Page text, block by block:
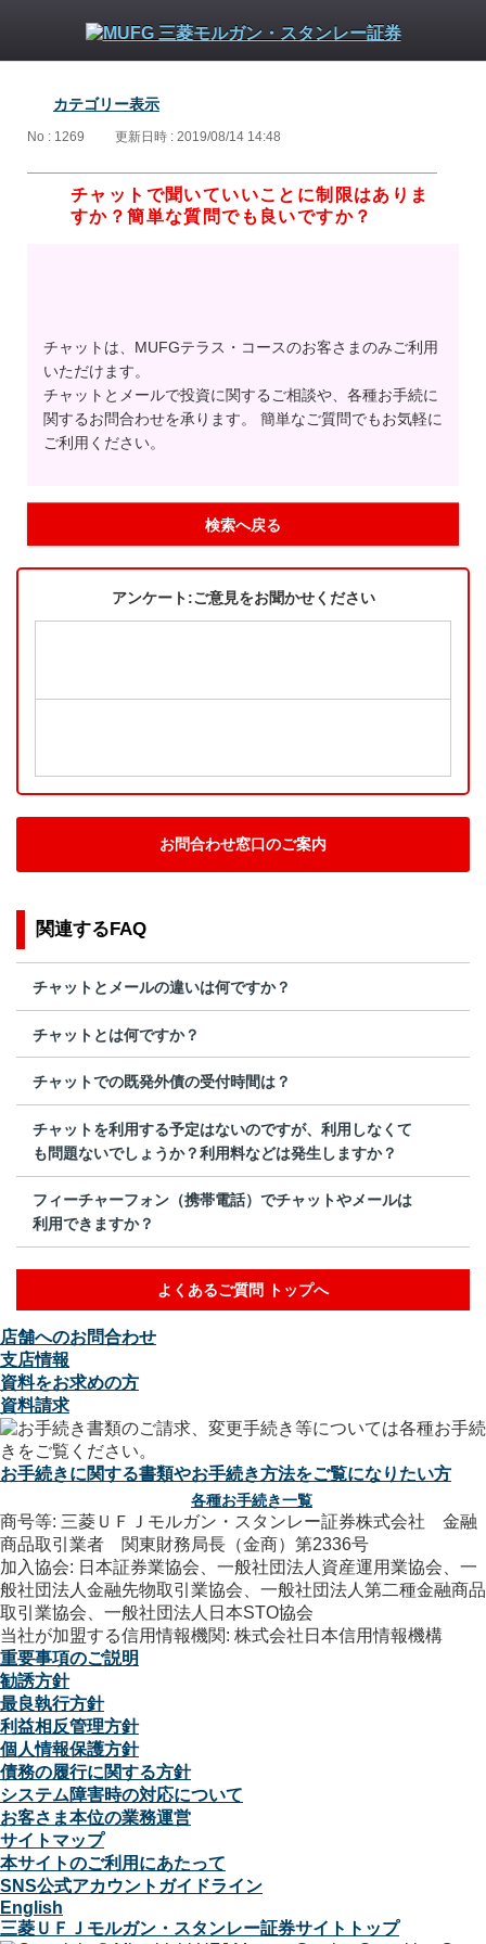
カテゴリー表示
No : 1269 更新日時 : 2019/08/14 14:48
チャットで聞いていいことに制限はありま
すか？簡単な質問でも良いですか？
チャットは、MUFGテラス・コースのお客さまのみご利用
いただけます。
チャットとメールで投資に関するご相談や、各種お手続に
関するお問合わせを承ります。 簡単なご質問でもお気軽に
ご利用ください。
検索へ戻る
アンケート:ご意見をお聞かせください
お問合わせ窓口のご案内
関連するFAQ
チャットとメールの違いは何ですか？
チャットとは何ですか？
チャットでの既発外債の受付時間は？
チャットを利用する予定はないのですが、利用しなくて
も問題ないでしょうか？利用料などは発生しますか？
フィーチャーフォン（携帯電話）でチャットやメールは
利用できますか？
よくあるご質問 トップへ
店舗へのお問合わせ
支店情報
資料をお求めの方
資料請求
お手続きに関する書類やお手続き方法をご覧になりたい方
各種お手続き一覧
商号等: 三菱ＵＦＪモルガン・スタンレー証券株式会社 金融
商品取引業者 関東財務局長（金商）第2336号
加入協会: 日本証券業協会、一般社団法人資産運用業協会、一
般社団法人金融先物取引業協会、一般社団法人第二種金融商品
取引業協会、一般社団法人日本STO協会
当社が加盟する信用情報機関: 株式会社日本信用情報機構
重要事項のご説明
勧誘方針
最良執行方針
利益相反管理方針
個人情報保護方針
債務の履行に関する方針
システム障害時の対応について
お客さま本位の業務運営
サイトマップ
本サイトのご利用にあたって
SNS公式アカウントガイドライン
English
三菱ＵＦＪモルガン・スタンレー証券サイトトップ